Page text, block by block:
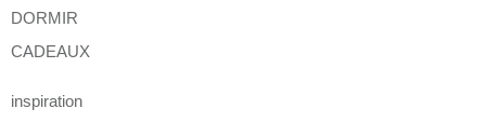
DORMIR
CADEAUX
inspiration